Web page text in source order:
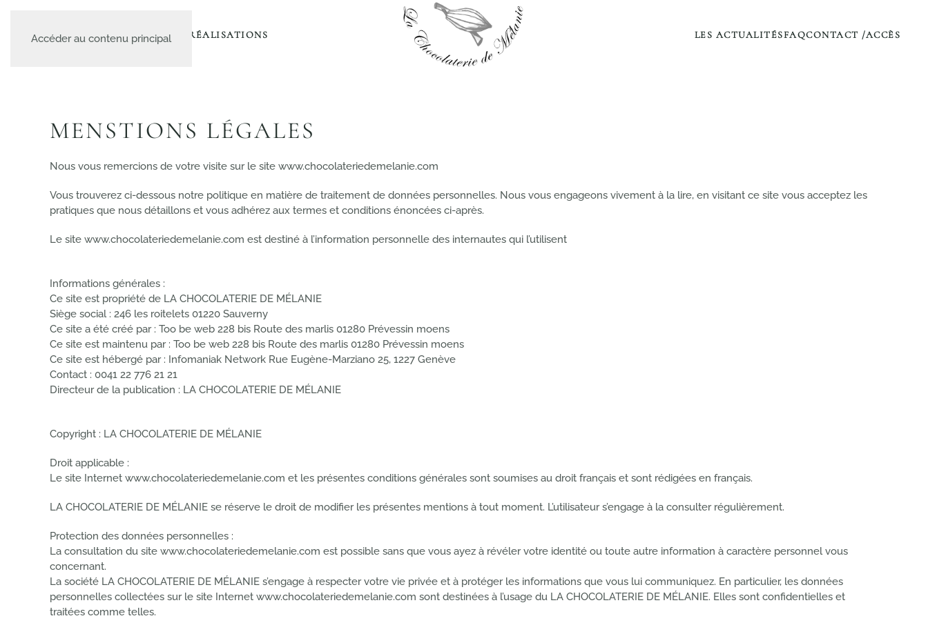
Accéder au contenu principal
A PROPOSLE CATALOGUENOS RÉALISATIONS LES ACTUALITÉSFAQCONTACT /ACCÈS
MENSTIONS LÉGALES
Nous vous remercions de votre visite sur le site www.chocolateriedemelanie.com
Vous trouverez ci-dessous notre politique en matière de traitement de données personnelles. Nous vous engageons vivement à la lire, en visitant ce site vous acceptez les
pratiques que nous détaillons et vous adhérez aux termes et conditions énoncées ci-après.
Le site www.chocolateriedemelanie.com est destiné à l’information personnelle des internautes qui l’utilisent
Informations générales :
Ce site est propriété de LA CHOCOLATERIE DE MÉLANIE
Siège social : 246 les roitelets 01220 Sauverny
Ce site a été créé par : Too be web 228 bis Route des marlis 01280 Prévessin moens
Ce site est maintenu par : Too be web 228 bis Route des marlis 01280 Prévessin moens
Ce site est hébergé par : Infomaniak Network Rue Eugène-Marziano 25, 1227 Genève
Contact : 0041 22 776 21 21
Directeur de la publication : LA CHOCOLATERIE DE MÉLANIE
Copyright : LA CHOCOLATERIE DE MÉLANIE
Droit applicable :
Le site Internet www.chocolateriedemelanie.com et les présentes conditions générales sont soumises au droit français et sont rédigées en français.
LA CHOCOLATERIE DE MÉLANIE se réserve le droit de modifier les présentes mentions à tout moment. L’utilisateur s’engage à la consulter régulièrement.
Protection des données personnelles :
La consultation du site www.chocolateriedemelanie.com est possible sans que vous ayez à révéler votre identité ou toute autre information à caractère personnel vous
concernant.
La société LA CHOCOLATERIE DE MÉLANIE s’engage à respecter votre vie privée et à protéger les informations que vous lui communiquez. En particulier, les données
personnelles collectées sur le site Internet www.chocolateriedemelanie.com sont destinées à l’usage du LA CHOCOLATERIE DE MÉLANIE. Elles sont confidentielles et
traitées comme telles.